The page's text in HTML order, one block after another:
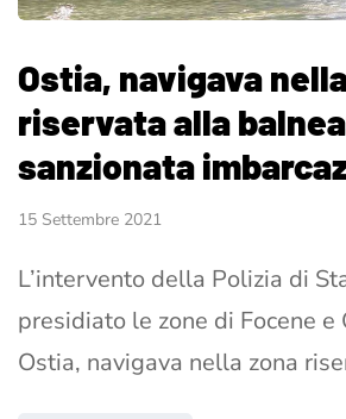
Ostia, navigava
riservata alla
sanzionata
15 Settembre 2021
L’intervento della Polizia di
presidiato le zone di Focene e
Ostia, navigava nella zona